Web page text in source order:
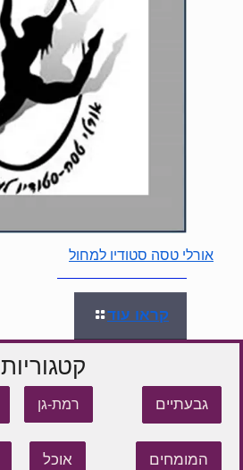
אורלי טסה סטודיו למחול
קראו עוד
קטגוריות
גבעתיים רמת-גן
המומחים אוכל